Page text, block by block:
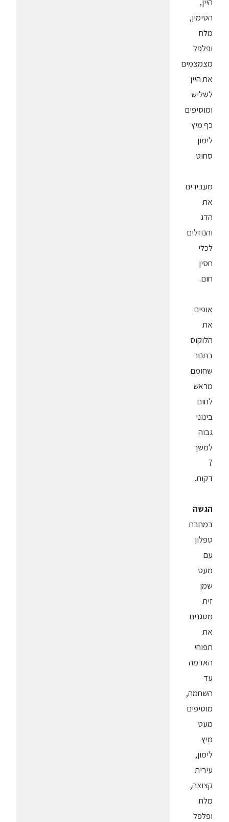
הטימין,
מלח
ופלפל
מצמצמים
את היין
לשליש
ומוסיפים
כף מיץ
לימון
סחוט.
מעבירים
את
הדג
והנוזלים
לכלי
חסין
חום.
אופים
את
הלוקוס
בתנור
שחומם
מראש
לחום
בינוני
גבוה
למשך
7
דקות.
הגשה
במחבת
טפלון
עם
מעט
שמן
זית
מטגנים
את
תפוחי
האדמה
עד
השחמה,
מוסיפים
מעט
מיץ
לימון,
עירית
קצוצה,
מלח
ופלפל